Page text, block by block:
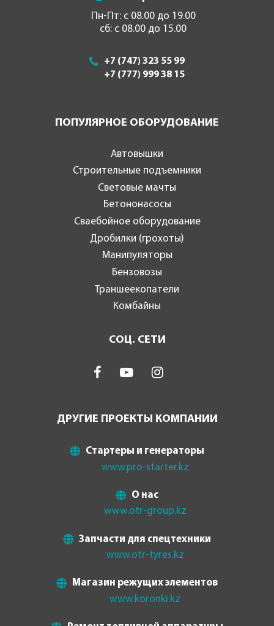
Пн-Пт: с 08.00 до 19.00
сб: с 08.00 до 15.00
+7 (747) 323 55 99
+7 (777) 999 38 15
ПОПУЛЯРНОЕ ОБОРУДОВАНИЕ
Автовышки
Строительные подъемники
Световые мачты
Бетононасосы
Сваебойное оборудование
Дробилки (грохоты)
Манипуляторы
Бензовозы
Траншеекопатели
Комбайны
СОЦ. СЕТИ
ДРУГИЕ ПРОЕКТЫ КОМПАНИИ
Стартеры и генераторы
www.pro-starter.kz
О нас
www.otr-group.kz
Запчасти для спецтехники
www.otr-tyres.kz
Магазин режущих элементов
www.koronki.kz